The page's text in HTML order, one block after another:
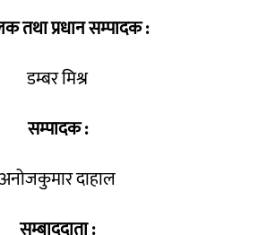
तथा प्रधान सम्पादक :
डम्बर मिश्र
सम्पादक :
अनोजकुमार दाहाल